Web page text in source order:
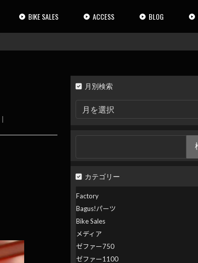
BIKE SALES ACCESS BLOG
|
月別検索
月
検
カテゴリー
Factory
Bagus!パーツ
Bike Sales
メディア
ゼファー750
ゼファー1100